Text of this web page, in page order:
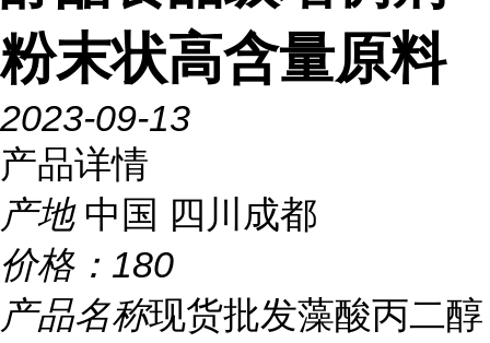
粉末状高含量原料
2023-09-13
产品详情
产地 中国 四川成都
价格： 180
产品名称现货批发藻酸丙二醇